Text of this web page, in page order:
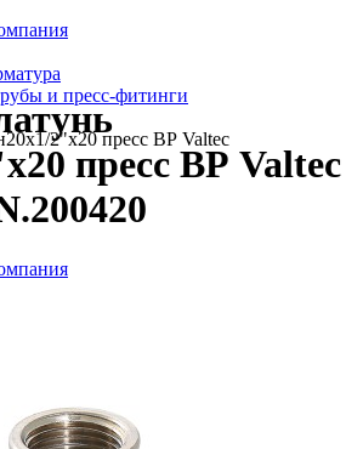
и пресс-фитинги
2"х20 пресс ВР Valtec
пресс ВР Valtec